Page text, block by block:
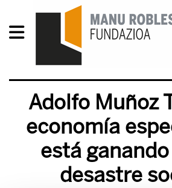
Adolfo Muñoz
economía
está ganando
desastre